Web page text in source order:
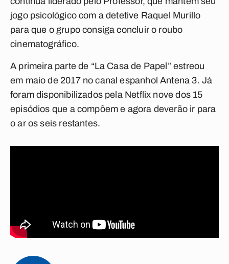
jogo psicológico com a detetive Raquel Murillo
para que o grupo consiga concluir o roubo
cinematográfico.
A primeira parte de “La Casa de Papel” estreou
em maio de 2017 no canal espanhol Antena 3. Já
foram disponibilizados pela Netflix nove dos 15
episódios que a compõem e agora deverão ir para
o ar os seis restantes.